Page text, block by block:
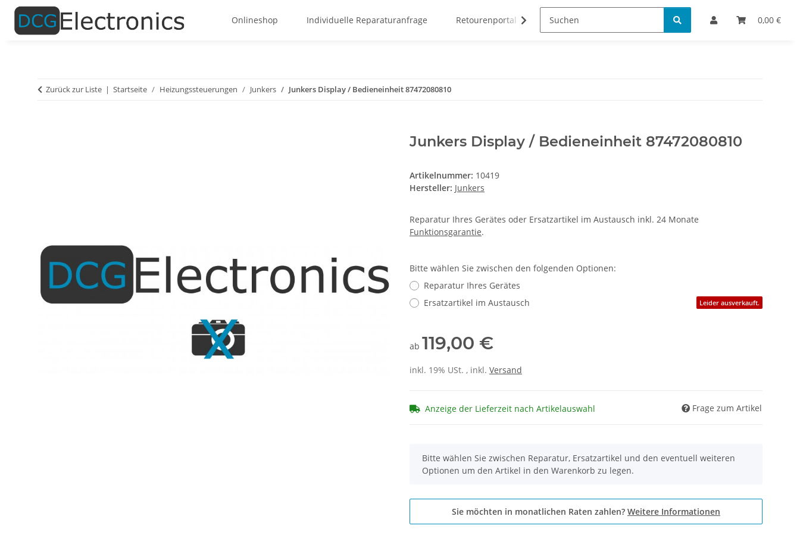
0,00 €
Onlineshop Individuelle Reparaturanfrage Retourenportal Bestellinformationen
Zurück zur Liste Startseite Heizungssteuerungen Junkers Junkers Display / Bedieneinheit 87472080810
Junkers Display / Bedieneinheit 87472080810
Artikelnummer: 10419
Hersteller: Junkers
Reparatur Ihres Gerätes oder Ersatzartikel im Austausch inkl. 24 Monate
Funktionsgarantie.
Bitte wählen Sie zwischen den folgenden Optionen:
Reparatur Ihres Gerätes
Ersatzartikel im Austausch
Leider ausverkauft.
ab 119,00 €
inkl. 19% USt. , inkl. Versand
Anzeige der Lieferzeit nach Artikelauswahl Frage zum Artikel
x
Bitte wählen Sie zwischen Reparatur, Ersatzartikel und den eventuell weiteren
Optionen um den Artikel in den Warenkorb zu legen.
Sie möchten in monatlichen Raten zahlen? Weitere Informationen